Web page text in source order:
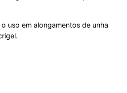
R
uso em alongamentos de unha